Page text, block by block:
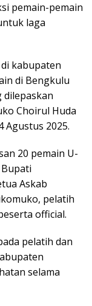
pemain-pemain
laga
kabupaten
di Bengkulu
dilepaskan
Choirul Huda
Agustus 2025.
20 pemain U-
Askab
pelatih
official.
pelatih dan
selama